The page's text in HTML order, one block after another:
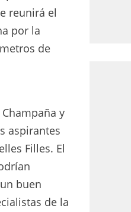
reunirá el
por la
de
y
aspirantes
Filles. El
buen
de la